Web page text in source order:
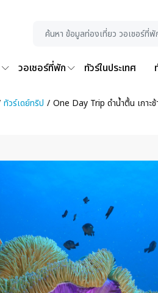
วอเชอร์ที่พัก ทัวร์ในประเทศ
ทัวร์เดย์ทริป One Day Trip ดำน้ำตื้น เกาะ